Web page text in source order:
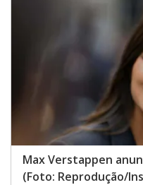
Max Verstappen
(Foto: Reprodução/